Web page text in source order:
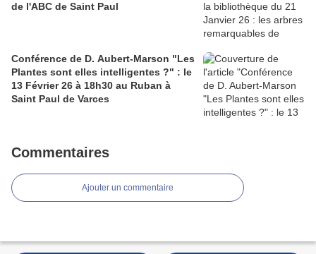
de l'ABC de Saint Paul
Conférence de D. Aubert-Marson "Les
Plantes sont elles intelligentes ?" : le
13 Février 26 à 18h30 au Ruban à
Saint Paul de Varces
Commentaires
Ajouter un commentaire